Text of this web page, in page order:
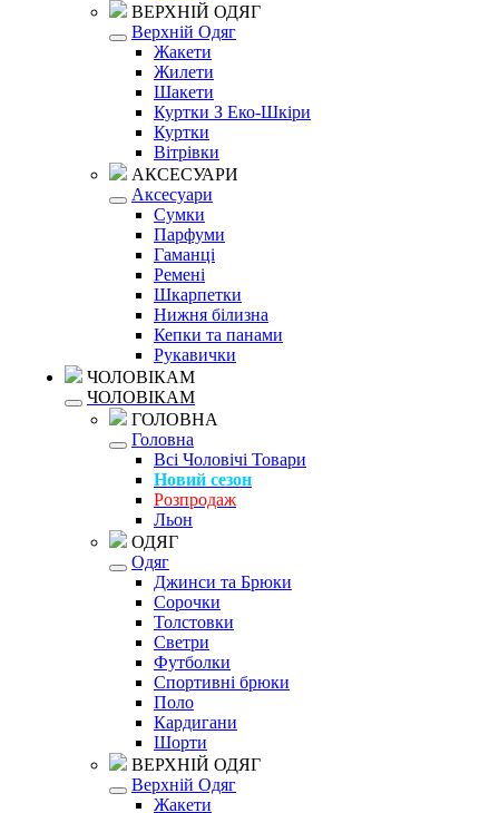
ВЕРХНІЙ ОДЯГ
Верхній Одяг
Жакети
Жилети
Шакети
Куртки З Еко-Шкіри
Куртки
Вітрівки
АКСЕСУАРИ
Аксесуари
Сумки
Парфуми
Гаманці
Ремені
Шкарпетки
Нижня білизна
Кепки та панами
Рукавички
ЧОЛОВІКАМ
ЧОЛОВІКАМ
ГОЛОВНА
Головна
Всі Чоловічі Товари
Новий сезон
Розпродаж
Льон
ОДЯГ
Одяг
Джинси та Брюки
Сорочки
Толстовки
Светри
Футболки
Спортивні брюки
Поло
Кардигани
Шорти
ВЕРХНІЙ ОДЯГ
Верхній Одяг
Жакети